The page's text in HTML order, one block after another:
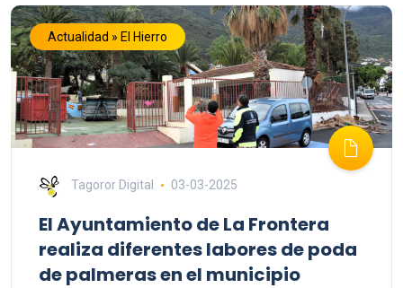
Actualidad » El Hierro
Tagoror Digital 03-03-2025
El Ayuntamiento de La Frontera
realiza diferentes labores de poda
de palmeras en el municipio